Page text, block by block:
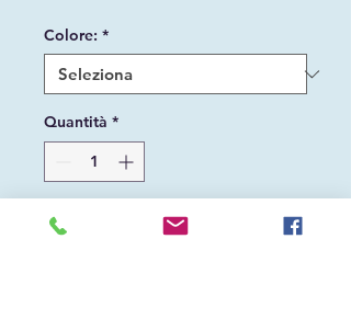
Colore: *
Quantità *
Aggiungi al carrello